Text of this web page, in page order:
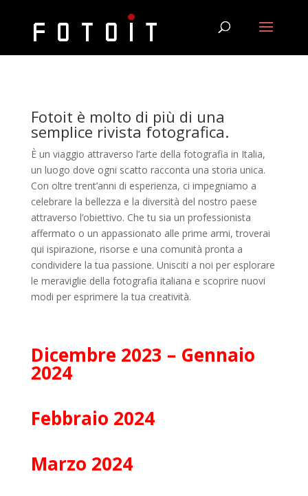
Fotoit è molto di più di una
semplice rivista fotografica.
È un viaggio attraverso l’arte della fotografia in Italia,
un luogo dove ogni scatto racconta una storia unica.
Con oltre trent’anni di esperienza, ci impegniamo a
celebrare la bellezza e la diversità del nostro paese
attraverso l’obiettivo. Che tu sia un professionista
affermato o un appassionato alle prime armi, troverai
qui ispirazione, risorse e una comunità pronta a
condividere la tua passione. Unisciti a noi per esplorare
le meraviglie della fotografia italiana e scoprire nuovi
modi per esprimere la tua creatività.
Dicembre 2023 – Gennaio
2024
Febbraio 2024
Marzo 2024